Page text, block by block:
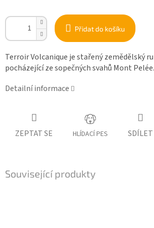
Přidat do košíku
Terroir Volcanique je stařený zemědělský
pocházející ze sopečných svahů Mont Pelée.
Detailní informace
ZEPTAT SE HLÍDACÍ PES SDÍLET
Související produkty